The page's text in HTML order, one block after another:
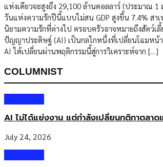
แห่งเดียวจะสูงถึง 29,100 ล้านดอลลาร์ (ประมาณ
วันแห่งความรักปีนี้แบบไม่สน GDP สูงขึ้น 7.4% สา
นิยามความรักที่ต่างไป ครอบครัวอาจหมายถึงสัตว์
ปัญญาประดิษฐ์ (AI) เป็นกลไกหนึ่งที่เปลี่ยนโฉมหน้า
AI ได้เปลี่ยนผ่านพฤติกรรมนี้สู่การวิเคราะห์จาก […]
COLUMNIST
AI ไม่ได้แย่งงาน แต่กำลังเปลี่ยนกติกาตลา
July 24, 2026